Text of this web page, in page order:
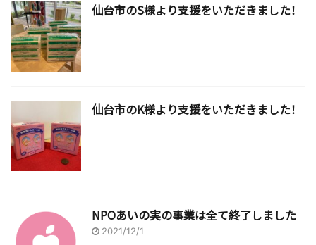
仙台市のS様より支援をいただきました！
仙台市のK様より支援をいただきました！
NPOあいの実の事業は全て終了しました
2021/12/1